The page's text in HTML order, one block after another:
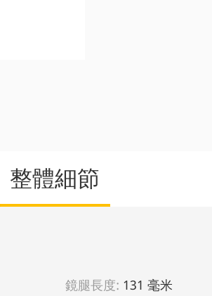
整體細節
鏡腿長度: 131 毫米